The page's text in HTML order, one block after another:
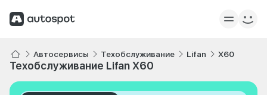
Автосервисы Техобслуживание Lifan X60
Техобслуживание Lifan X60